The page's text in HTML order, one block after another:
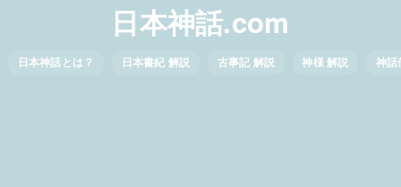
日本神話.com
日本神話とは？ 日本書紀 解説 古事記 解説 神様 解説 神話